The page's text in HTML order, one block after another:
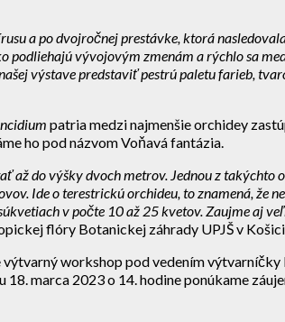
a po dvojročnej prestávke, ktorá
vývojovým zmenám a rýchlo sa
výstave predstaviť pestrú paletu farieb,
patria medzi najmenšie orchidey
ho pod názvom Voňavá fantázia.
do výšky dvoch metrov. Jednou z takýchto
Ide o terestrickú orchideu, to znamená, že
v počte 10 až 25 kvetov. Zaujme aj
flóry Botanickej záhrady UPJŠ v
výtvarný workshop pod vedením
marca 2023 o 14. hodine ponúkame